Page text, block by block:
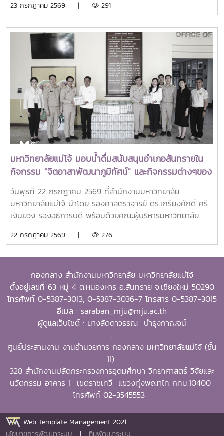
ศูนย์ภูมิภาคเอเชียตะวันออกเฉียงใต้ว่าด้วยบัณฑิตศึกษาและการ
for Graduate Study and Research in Agriculture
(SEARCA) นับเป็นรางวัลเกียรติยศระดับภูมิภาคที่มอบแก่ศิษย์
เก่าทุน SEARCA ผู้มีความสำเร็จโดดเด่นทางวิชาชีพ มีภาวะผู้นำ
และสร้างคุณูปการสำคัญต่อการพัฒนาการเกษตร ชนบท ชุมชน
และสังคมอย่างยั่งยืนรางวัล Outstanding SEARCA
Scholarship Alumni (OSSA) จัดตั้งขึ้นเพื่อเชิดชูเกียรติศิษย์
เก่าผู้ได้รับทุนการศึกษาระดับบัณฑิตศึกษาจาก SEARCA ซึ่งได้
นำองค์ความรู้ ประสบการณ์ และศักยภาพที่ได้รับจากการศึกษา
ไปสร้างคุณประโยชน์ต่อองค์กร ชุมชน ประเทศ และภูมิภาคเอเชีย
ตะวันออกเฉียงใต้ ตลอดจนเป็นแบบอย่างที่สะท้อนค่านิยมและ
ปรัชญาของ SEARCA ผ่านความสำเร็จในวิชาชีพ การบริการ
สาธารณะ และการอุทิศตนเพื่อส่วนรวมในปี 2026 การพิจารณา
รางวัลครอบคลุมผลงานสำคัญ 4 ด้าน ได้แก่ การสอน
(Teaching) การวิจัย (Research) การบริการสาธารณะและการ
พัฒนาชุมชน (Public Service and Community
Development) และธุรกิจการเกษตรและการเป็นผู้ประกอบการ
กับผลงานที่สามารถสร้างผลกระทบอย่างเป็นรูปธรรมต่อการ
จัดขึ้นในวาระเฉลิมฉลอง ครบรอบ 60 ปีของ SEARCA ซึ่งเป็น
องค์กรระดับภูมิภาคภายใต้ the Southeast Asian Ministers
of Education (SEAMEO) และมีบทบาทสำคัญในการพัฒนา
ศักยภาพบุคลากร ส่งเสริมการศึกษาและการวิจัย ตลอดจนสร้าง
เครือข่ายความร่วมมือเพื่อการพัฒนาการเกษตรและชนบทใน
DAAD–SEARCA สู่ผู้นำมหาวิทยาลัยด้านการเกษตรรอง
ศาสตราจารย์ ดร.วีระพล ทองมา เป็นศิษย์เก่าของ University
of the Philippines Los Baños (UPLB) ประเทศฟิลิปปินส์
โดยได้รับทุนการศึกษาระดับปริญญาเอกจาก German
Academic Exchange Service (DAAD)–SEARCA
(Ph.D.) in Extension Education จาก University of the
Philippines Los Baños ในปี ค.ศ. 2001ประสบการณ์ทาง
23 กรกฎาคม 2569 | 291
มหาวิทยาลัยแม่โจ้ มอบน้ำดื่มสนับสนุนอำเภอสันทรายใน
กิจกรรม "จิตอาสาพัฒนาภูมิทัศน์" และกิจกรรมต่างๆของ
อำเภอสันทราย
วันพุธที่ 22 กรกฎาคม 2569 ที่สำนักงานมหาวิทยาลัย
มหาวิทยาลัยแม่โจ้ นำโดย รองศาสตราจารย์ ดร.เกรียงศักดิ์ ศรี
เงินยวง รองอธิการบดี พร้อมด้วยคณะผู้บริหารมหาวิทยาลัย
จำนวน 100 แพ็ค เพื่อใช้ในกิจกรรม “จิตอาสาพัฒนาภูมิทัศน์
พระเจ้าอยู่หัว เนื่องในโอกาสวันเฉลิมพระชนมพรรษา 28
กรกฎาคม 2569 พร้อมทั้งสนับสนุนโครงการ “ชาวเชียงใหม่ปลูก
ป่า รักษ์โลก เพิ่มพื้นที่สีเขียวสู่ชุมชน” แก่ผู้เข้าร่วมกิจกรรมและ
ประชาชนที่มาใช้บริการ
22 กรกฎาคม 2569 | 276
กองกลาง สำนักงานมหาวิทยาลัย มหาวิทยาลัยแม่โจ้
ตั้งอยู่เลขที่ 63 หมู่ 4 ต.หนองหาร อ.สันทราย จ.เชียงใหม่ 50290
โทรศัพท์ 0-5387-3013, 0-5387-3036-7 โทรสาร 0-5387-3015
อีเมล : saraban_mju@mju.ac.th
ผู้ดูแลเว็บไซต์ : นางลัดดาวรรณ บำรุงกาญจน์
.
ศูนย์ประสานงาน งานอำนวยการ กองกลาง มหาวิทยาลัยแม่โจ้ (ชั้น
11)
328 สำนักงานปลัดกระทรวงการอุดมศึกษา วิทยาศาสตร์ วิจัยและ
นวัตกรรม อาคาร 1 เขตราชเทวี แขวงทุ่งพญาไท กทม.10400
โทรศัพท์ 02-3545553
Web Template Management 2021